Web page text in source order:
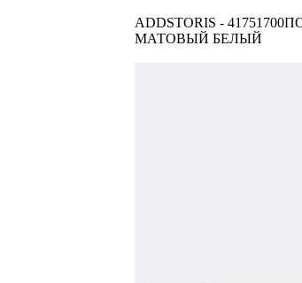
ADDSTORIS -
МАТОВЫЙ БЕЛЫЙ